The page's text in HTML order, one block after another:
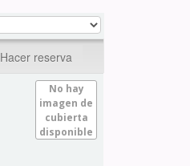
Hacer reserva
No hay
imagen de
cubierta
disponible